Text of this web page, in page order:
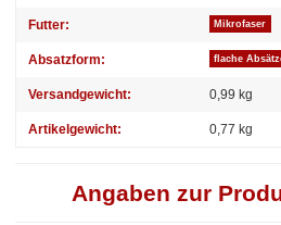
Futter: Mikrofaser
Absatzform: flache
Versandgewicht: 0,99 kg
Artikelgewicht: 0,77 kg
Angaben zur